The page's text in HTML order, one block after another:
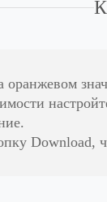
Download,